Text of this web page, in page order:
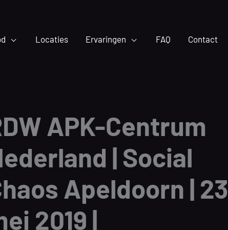
Locaties Ervaringen FAQ Contact
APK-Centrum
| Social
Apeldoorn | 23
2019 |